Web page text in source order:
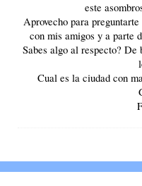
este
Aprovecho para
con mis amigos y a parte
Sabes algo al respecto? De
Cual es la ciudad con